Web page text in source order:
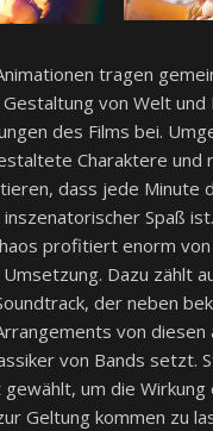
tragen
von Welt und
des Films bei.
Charaktere und
dass jede Minute
Spaß
profitiert enorm
Dazu zählt
der neben
von diesen
von Bands setzt.
um die Wirkung
Geltung kommen zu